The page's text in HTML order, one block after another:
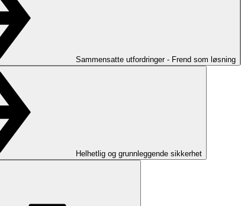
Sammensatte utfordringer - Frend som løsning
Helhetlig og grunnleggende sikkerhet